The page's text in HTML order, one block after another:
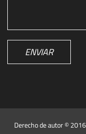
ENVIAR
Derecho de autor ©